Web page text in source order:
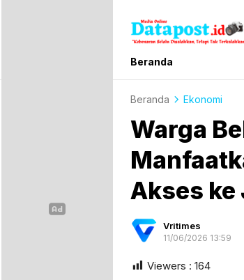
Datapost.id
Kebenaran Selalu
Beranda
Beranda Ekonomi
Warga
Akses
Vritimes
11/06/2026 13:59
Viewers : 164